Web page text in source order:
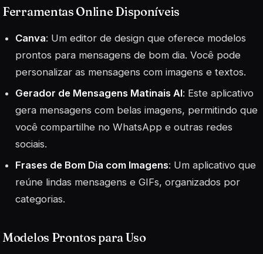
Ferramentas Online Disponíveis
Canva: Um editor de design que oferece modelos
prontos para mensagens de bom dia. Você pode
personalizar as mensagens com imagens e textos.
Gerador de Mensagens Matinais AI: Este aplicativo
gera mensagens com belas imagens, permitindo que
você compartilhe no WhatsApp e outras redes
sociais.
Frases de Bom Dia com Imagens: Um aplicativo que
reúne lindas mensagens e GIFs, organizados por
categorias.
Modelos Prontos para Uso